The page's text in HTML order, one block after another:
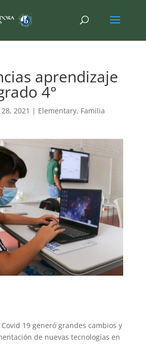
aprendizaje
4°
2021 | Elementary, Familia
19 generó grandes cambios y
de nuevas tecnologías en